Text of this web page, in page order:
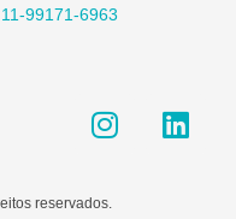
11-99171-6963
n i
reservados.